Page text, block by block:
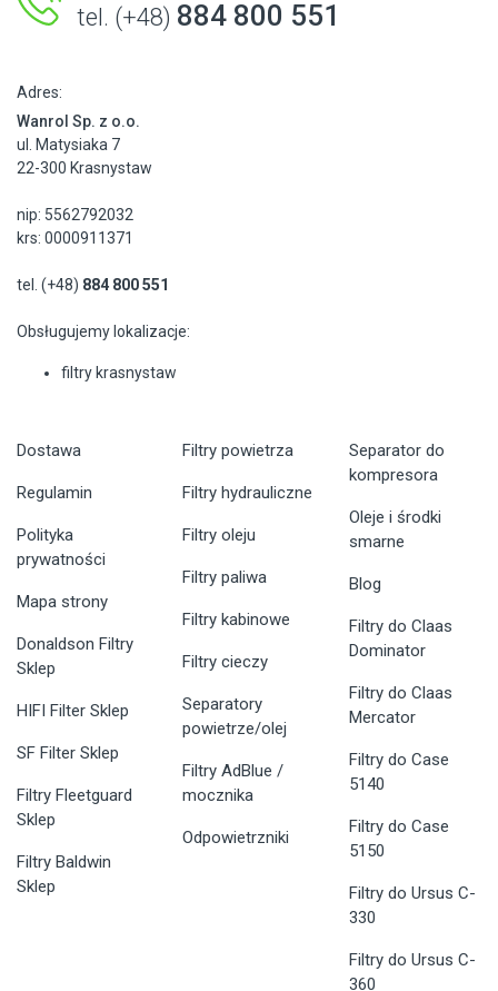
tel. (+48) 884 800 551
Adres:
Wanrol Sp. z o.o.
ul. Matysiaka 7
22-300 Krasnystaw
nip: 5562792032
krs: 0000911371
tel. (+48) 884 800 551
Obsługujemy lokalizacje:
filtry krasnystaw
Dostawa
Regulamin
Polityka
prywatności
Mapa strony
Donaldson Filtry
Sklep
HIFI Filter Sklep
SF Filter Sklep
Filtry Fleetguard
Sklep
Filtry Baldwin
Sklep
Filtry powietrza
Filtry hydrauliczne
Filtry oleju
Filtry paliwa
Filtry kabinowe
Filtry cieczy
Separatory
powietrze/olej
Filtry AdBlue /
mocznika
Odpowietrzniki
Separator do
kompresora
Oleje i środki
smarne
Blog
Filtry do Claas
Dominator
Filtry do Claas
Mercator
Filtry do Case
5140
Filtry do Case
5150
Filtry do Ursus C-
330
Filtry do Ursus C-
360